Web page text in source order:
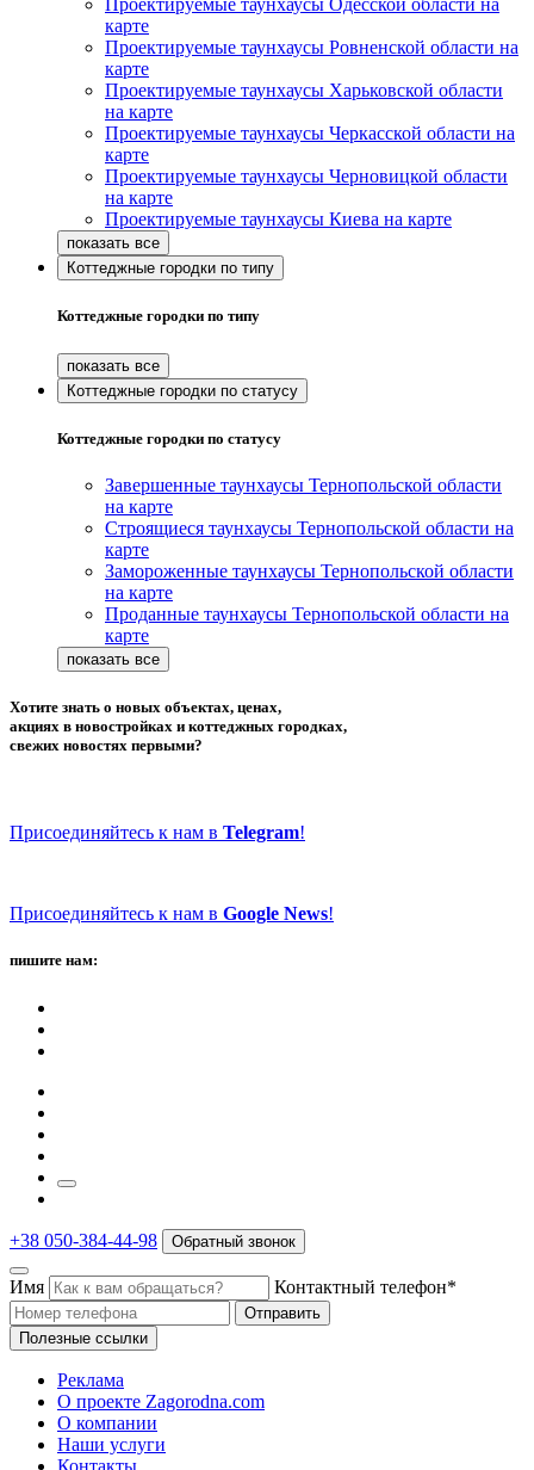
Проектируемые таунхаусы Одесской области на
карте
Проектируемые таунхаусы Ровненской области на
карте
Проектируемые таунхаусы Харьковской области
на карте
Проектируемые таунхаусы Черкасской области на
карте
Проектируемые таунхаусы Черновицкой области
на карте
Проектируемые таунхаусы Киева на карте
Коттеджные городки по типу
Коттеджные городки по типу
Коттеджные городки по статусу
Коттеджные городки по статусу
Завершенные таунхаусы Тернопольской области
на карте
Строящиеся таунхаусы Тернопольской области на
карте
Замороженные таунхаусы Тернопольской области
на карте
Проданные таунхаусы Тернопольской области на
карте
Хотите знать о новых объектах, ценах,
акциях в новостройках и коттеджных городках,
свежих новостях первыми?
Присоединяйтесь к нам в Telegram!
Присоединяйтесь к нам в Google News!
пишите нам:
+38 050-384-44-98 Обратный звонок
Имя Контактный телефон*
Отправить
Полезные ссылки
Реклама
О проекте Zagorodna.com
О компании
Наши услуги
Контакты